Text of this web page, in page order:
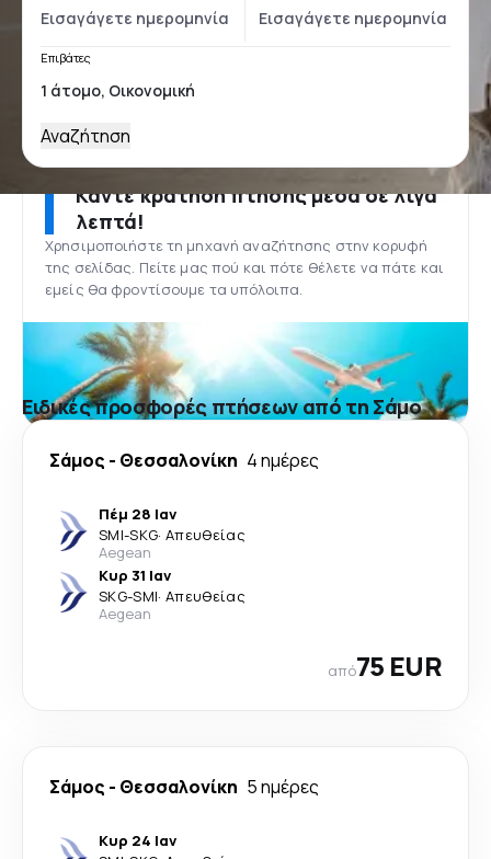
Επιβάτες
Αναζήτηση
Κάντε κράτηση πτήσης μέσα σε λίγα
λεπτά!
Χρησιμοποιήστε τη μηχανή αναζήτησης στην κορυφή
της σελίδας. Πείτε μας πού και πότε θέλετε να πάτε και
εμείς θα φροντίσουμε τα υπόλοιπα.
Ειδικές προσφορές πτήσεων από τη Σάμο
Σάμος - Θεσσαλονίκη 4 ημέρες
Πέμ 28 Ιαν
SMI-SKG· Απευθείας
Aegean
Κυρ 31 Ιαν
SKG-SMI· Απευθείας
Aegean
από75 EUR
Σάμος - Θεσσαλονίκη 5 ημέρες
Κυρ 24 Ιαν